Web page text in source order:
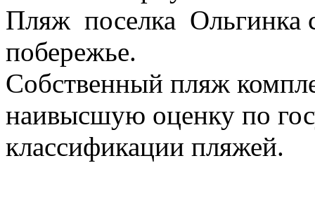
Пляж поселка Ольгинка
побережье.
Собственный пляж
наивысшую оценку по
классификации пляжей.